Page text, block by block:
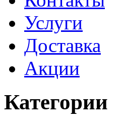
Услуги
Доставка
Акции
Категории